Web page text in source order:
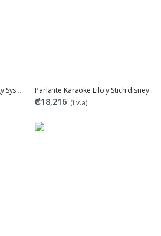
Barra de sonido 20W, Energy Systems Parlante Karaoke Lilo y Stich disney
₡18,216 (i.v.a)